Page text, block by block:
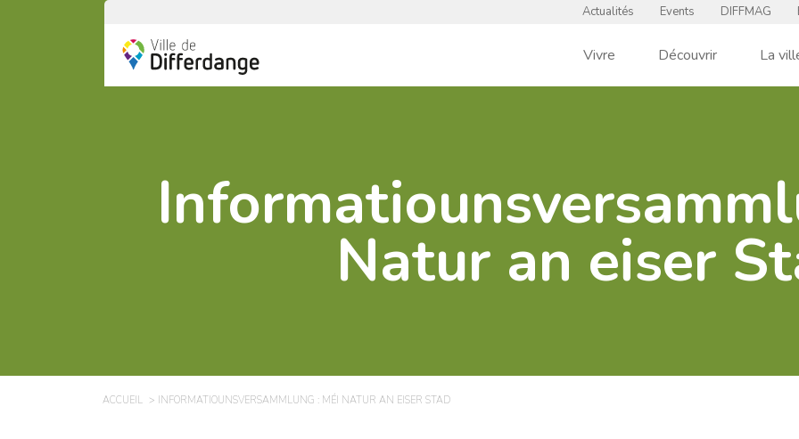
Actualités Events DIFFMAG
Vivre Découvrir La
Natur an eiser
ACCUEIL INFORMATIOUNSVERSAMMLUNG : MÉI NATUR AN EISER STAD